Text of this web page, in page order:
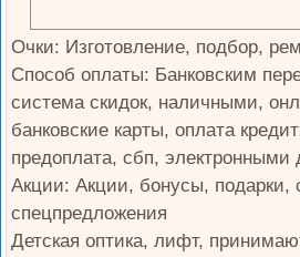
Очки: Изготовление, подбор,
Способ оплаты: Банковским
система скидок, наличными,
банковские карты, оплата
предоплата, сбп, электронными
Акции: Акции, бонусы, подарки,
спецпредложения
Детская оптика, лифт,